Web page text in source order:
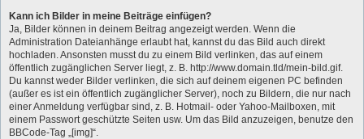
Kann ich Bilder in meine Beiträge einfügen?
Ja, Bilder können in deinem Beitrag angezeigt werden. Wenn die
Administration Dateianhänge erlaubt hat, kannst du das Bild auch direkt
hochladen. Ansonsten musst du zu einem Bild verlinken, das auf einem
öffentlich zugänglichen Server liegt, z. B. http://www.domain.tld/mein-bild.gif.
Du kannst weder Bilder verlinken, die sich auf deinem eigenen PC befinden
(außer es ist ein öffentlich zugänglicher Server), noch zu Bildern, die nur nach
einer Anmeldung verfügbar sind, z. B. Hotmail- oder Yahoo-Mailboxen, mit
einem Passwort geschützte Seiten usw. Um das Bild anzuzeigen, benutze den
BBCode-Tag „[img]“.